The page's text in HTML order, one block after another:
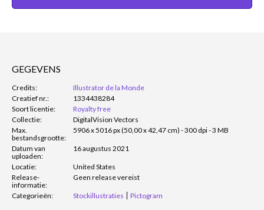
GEGEVENS
Credits:
Illustrator de la Monde
Creatief nr.:
1334438284
Soort licentie:
Royalty free
Collectie:
DigitalVision Vectors
Max.
bestandsgrootte:
5906 x 5016 px (50,00 x 42,47 cm) - 300 dpi - 3 MB
Datum van
uploaden:
16 augustus 2021
Locatie:
United States
Release-
informatie:
Geen release vereist
Categorieën: Stockillustraties Pictogram